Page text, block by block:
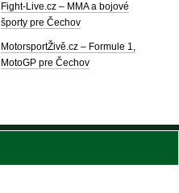
Fight-Live.cz – MMA a bojové
športy pre Čechov
MotorsportŽivě.cz – Formule 1,
MotoGP pre Čechov